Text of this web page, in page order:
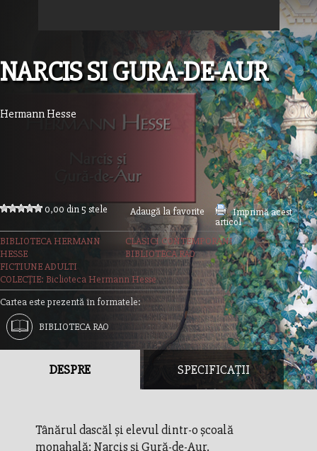
NARCIS SI GURA-DE-AUR
Hermann Hesse
0,00 din 5 stele Adaugă la favorite
Imprimă acest
articol
BIBLIOTECA HERMANN
HESSE
CLASICI CONTEMPORANI
BIBLIOTECA RAO
FICTIUNE ADULTI
COLECȚIE: Biclioteca Hermann Hesse
Cartea este prezentă în formatele:
BIBLIOTECA RAO
DESPRE SPECIFICAȚII
Tânărul dascăl şi elevul dintr-o şcoală
monahală: Narcis şi Gură-de-Aur.